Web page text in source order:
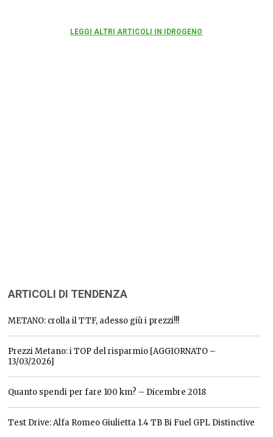
LEGGI ALTRI ARTICOLI IN IDROGENO
ARTICOLI DI TENDENZA
METANO: crolla il TTF, adesso giù i prezzi!!!
Prezzi Metano: i TOP del risparmio [AGGIORNATO –
13/03/2026]
Quanto spendi per fare 100 km? – Dicembre 2018
Test Drive: Alfa Romeo Giulietta 1.4 TB Bi Fuel GPL Distinctive